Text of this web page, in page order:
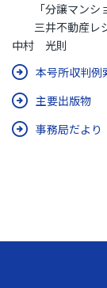
「分譲マンショ
三井不動産レ
中村 光則
本号所収判
主要出版物
事務局だよ